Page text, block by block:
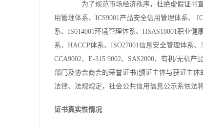
为了规范市场经济秩序，杜绝虚假证书宣
用管理体系、ICS9001产品安全信用管理体系、
系、IS014001环境管理体系、HSAS18001职业
系、HACCP体系、ISO27001信息安全管理体系
CCA9002、E-315:9002、SAS2000、有机/无机
部门及协会商会的荣誉证书)颁证主体与获证主
法律、法规规定，社会公共信用信息公示系依法
证书真实性情况